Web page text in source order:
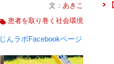
文： あきこ
患者を取り巻く社会環境
じんラボFacebookページ